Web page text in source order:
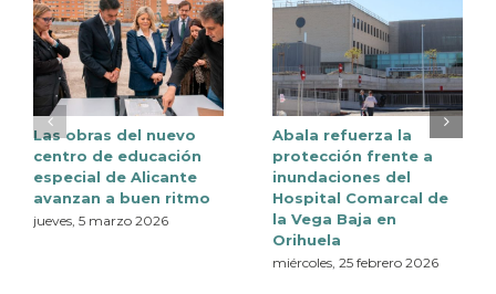
Las obras del nuevo
centro de educación
especial de Alicante
avanzan a buen ritmo
jueves, 5 marzo 2026
Abala refuerza la
protección frente a
inundaciones del
Hospital Comarcal de
la Vega Baja en
Orihuela
miércoles, 25 febrero 2026